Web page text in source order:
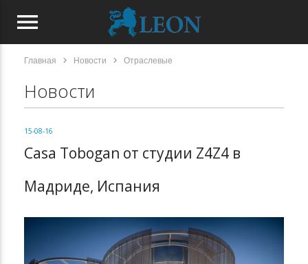
menu
Главная chevron_right Новости chevron_right Отраслевые
Новости
15-08-16
Casa Tobogan от студии Z4Z4 в
Мадриде, Испания